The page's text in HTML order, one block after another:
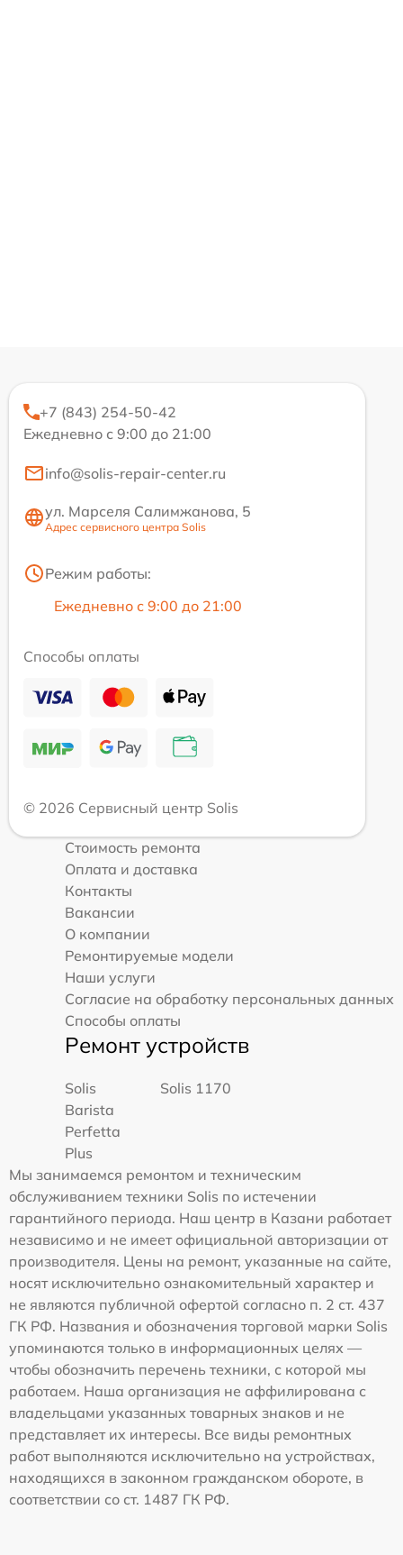
+7 (843) 254-50-42
Ежедневно с 9:00 до 21:00
info@solis-repair-center.ru
ул. Марселя Салимжанова, 5
Адрес сервисного центра Solis
Режим работы:
Ежедневно с 9:00 до 21:00
Способы оплаты
© 2026 Сервисный центр Solis
Стоимость ремонта
Оплата и доставка
Контакты
Вакансии
О компании
Ремонтируемые модели
Наши услуги
Согласие на обработку персональных данных
Способы оплаты
Ремонт устройств
Solis
Barista
Perfetta
Plus
Solis 1170
Мы занимаемся ремонтом и техническим
обслуживанием техники Solis по истечении
гарантийного периода. Наш центр в Казани работает
независимо и не имеет официальной авторизации от
производителя. Цены на ремонт, указанные на сайте,
носят исключительно ознакомительный характер и
не являются публичной офертой согласно п. 2 ст. 437
ГК РФ. Названия и обозначения торговой марки Solis
упоминаются только в информационных целях —
чтобы обозначить перечень техники, с которой мы
работаем. Наша организация не аффилирована с
владельцами указанных товарных знаков и не
представляет их интересы. Все виды ремонтных
работ выполняются исключительно на устройствах,
находящихся в законном гражданском обороте, в
соответствии со ст. 1487 ГК РФ.